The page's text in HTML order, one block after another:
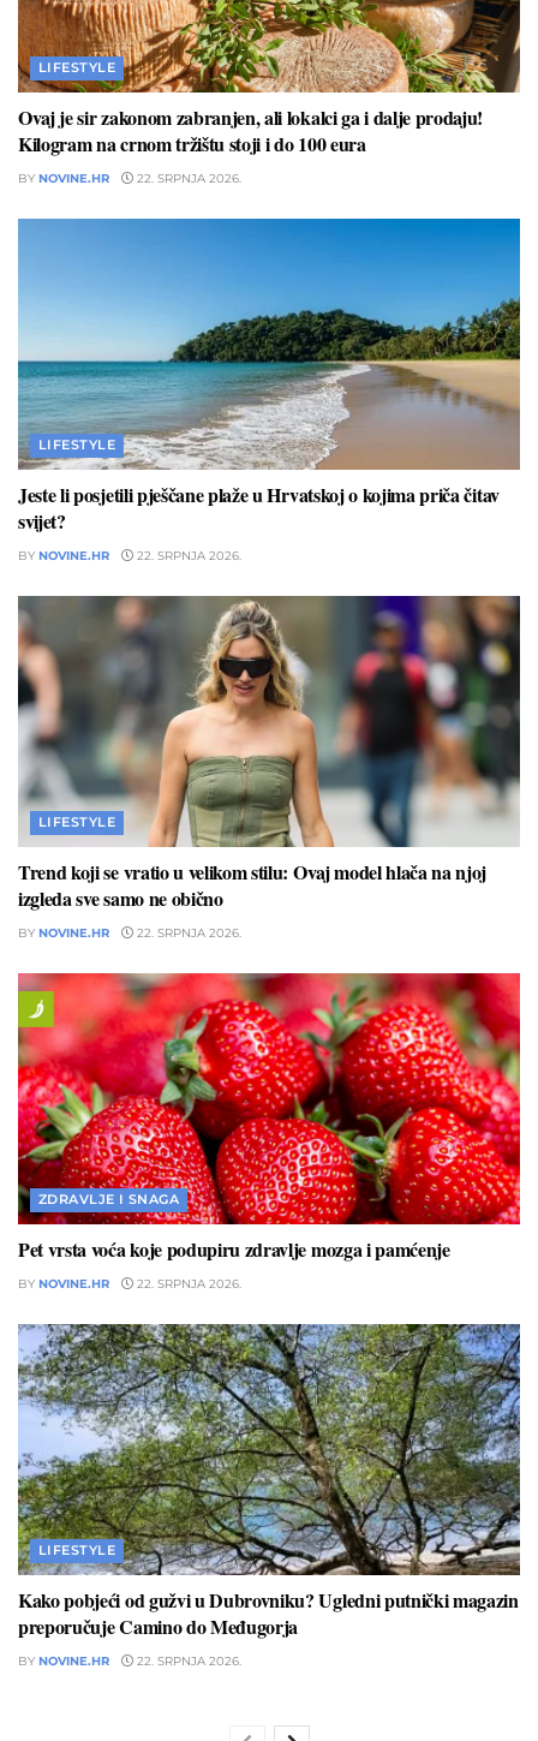
LIFESTYLE
Ovaj je sir zakonom zabranjen, ali lokalci ga i dalje prodaju!
Kilogram na crnom tržištu stoji i do 100 eura
BY NOVINE.HR 22. SRPNJA 2026.
LIFESTYLE
Jeste li posjetili pješčane plaže u Hrvatskoj o kojima priča čitav
svijet?
BY NOVINE.HR 22. SRPNJA 2026.
LIFESTYLE
Trend koji se vratio u velikom stilu: Ovaj model hlača na njoj
izgleda sve samo ne obično
BY NOVINE.HR 22. SRPNJA 2026.
ZDRAVLJE I SNAGA
Pet vrsta voća koje podupiru zdravlje mozga i pamćenje
BY NOVINE.HR 22. SRPNJA 2026.
LIFESTYLE
Kako pobjeći od gužvi u Dubrovniku? Ugledni putnički magazin
preporučuje Camino do Međugorja
BY NOVINE.HR 22. SRPNJA 2026.